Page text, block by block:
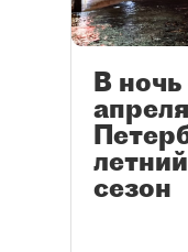
В ночь
сезон